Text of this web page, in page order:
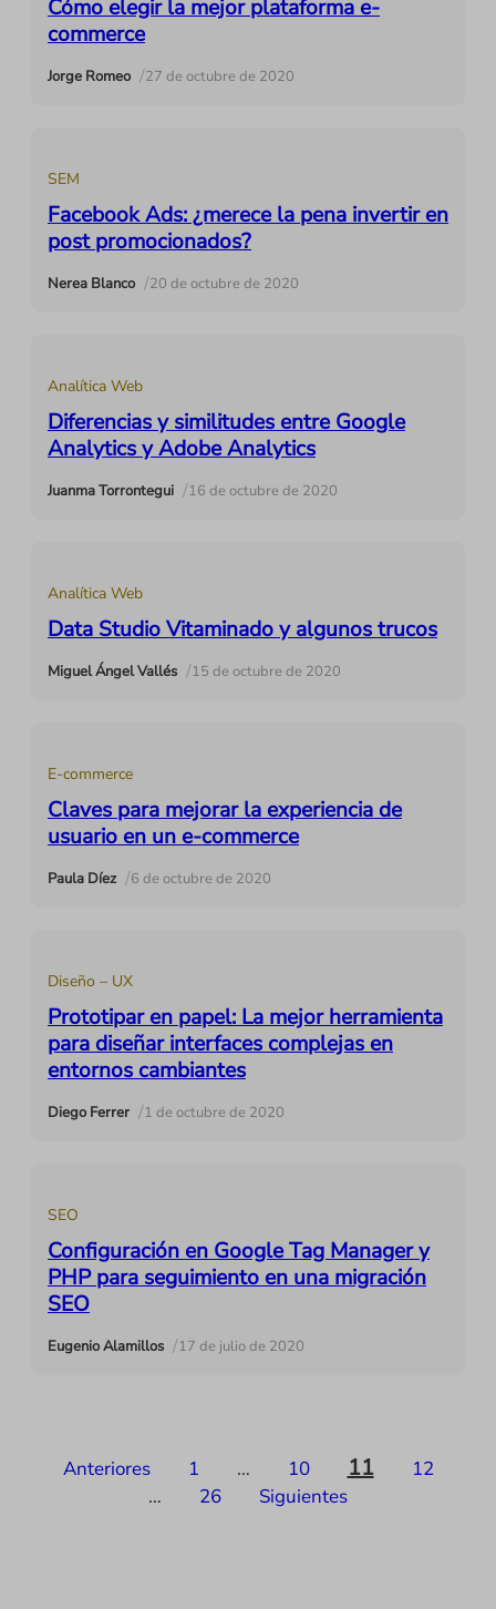
Cómo elegir la mejor plataforma e-
commerce
Jorge Romeo /27 de octubre de 2020
SEM
Facebook Ads: ¿merece la pena invertir en
post promocionados?
Nerea Blanco /20 de octubre de 2020
Analítica Web
Diferencias y similitudes entre Google
Analytics y Adobe Analytics
Juanma Torrontegui /16 de octubre de 2020
Analítica Web
Data Studio Vitaminado y algunos trucos
Miguel Ángel Vallés /15 de octubre de 2020
E-commerce
Claves para mejorar la experiencia de
usuario en un e-commerce
Paula Díez /6 de octubre de 2020
Diseño – UX
Prototipar en papel: La mejor herramienta
para diseñar interfaces complejas en
entornos cambiantes
Diego Ferrer /1 de octubre de 2020
SEO
Configuración en Google Tag Manager y
PHP para seguimiento en una migración
SEO
Eugenio Alamillos /17 de julio de 2020
Paginación
Anteriores 1 … 10 11
12
…
26 Siguientes